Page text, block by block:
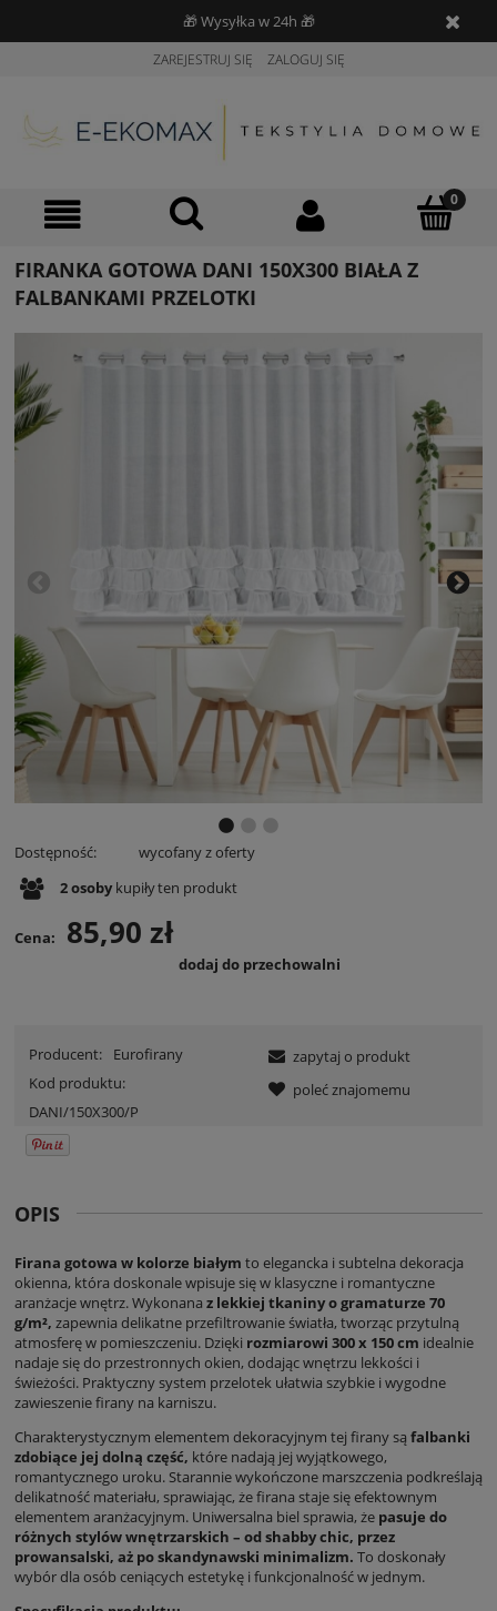
🎁 Wysyłka w 24h 🎁
ZAREJESTRUJ SIĘ ZALOGUJ SIĘ
FIRANKA GOTOWA DANI 150X300 BIAŁA Z
FALBANKAMI PRZELOTKI
Dostępność:
wycofany z oferty
2osoby kupiłyten produkt
Cena: 85,90 zł
dodaj do przechowalni
Producent:
Eurofirany
Kod produktu:
DANI/150X300/P
zapytaj o produkt
poleć znajomemu
OPIS
Firana gotowa w kolorze białym to elegancka i subtelna dekoracja
okienna, która doskonale wpisuje się w klasyczne i romantyczne
aranżacje wnętrz. Wykonana z lekkiej tkaniny o gramaturze 70
g/m², zapewnia delikatne przefiltrowanie światła, tworząc przytulną
atmosferę w pomieszczeniu. Dzięki rozmiarowi 300 x 150 cm idealnie
nadaje się do przestronnych okien, dodając wnętrzu lekkości i
świeżości. Praktyczny system przelotek ułatwia szybkie i wygodne
zawieszenie firany na karniszu.
Charakterystycznym elementem dekoracyjnym tej firany są falbanki
zdobiące jej dolną część, które nadają jej wyjątkowego,
romantycznego uroku. Starannie wykończone marszczenia podkreślają
delikatność materiału, sprawiając, że firana staje się efektownym
elementem aranżacyjnym. Uniwersalna biel sprawia, że pasuje do
różnych stylów wnętrzarskich – od shabby chic, przez
prowansalski, aż po skandynawski minimalizm. To doskonały
wybór dla osób ceniących estetykę i funkcjonalność w jednym.